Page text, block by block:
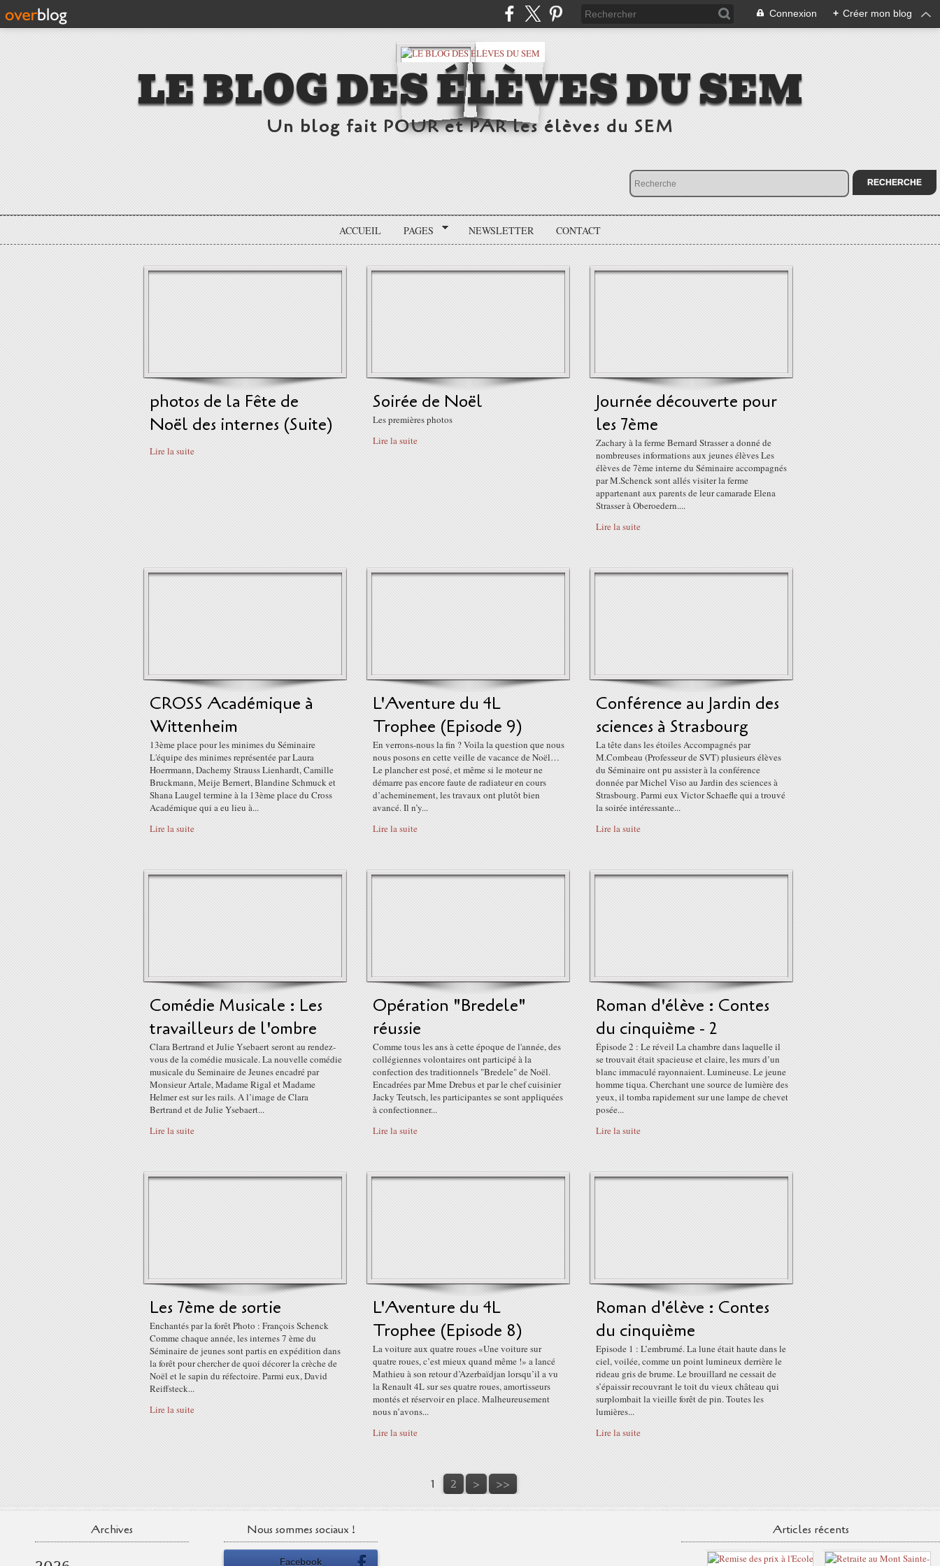
Connexion + Créer mon blog
LE BLOG DES ÉLÈVES DU SEM
Un blog fait POUR et PAR les élèves du SEM
ACCUEIL PAGES NEWSLETTER CONTACT
photos de la Fête de
Noël des internes (Suite)
Lire la suite
Soirée de Noël
Les premières photos
Lire la suite
Journée découverte pour
les 7ème
Zachary à la ferme Bernard Strasser a donné de
nombreuses informations aux jeunes élèves Les
élèves de 7ème interne du Séminaire accompagnés
par M.Schenck sont allés visiter la ferme
appartenant aux parents de leur camarade Elena
Strasser à Oberoedern....
Lire la suite
CROSS Académique à
Wittenheim
13ème place pour les minimes du Séminaire
L'équipe des minimes représentée par Laura
Hoerrmann, Dachemy Strauss Lienhardt, Camille
Bruckmann, Meije Bernert, Blandine Schmuck et
Shana Laugel termine à la 13ème place du Cross
Académique qui a eu lieu à...
Lire la suite
L'Aventure du 4L
Trophee (Episode 9)
En verrons-nous la fin ? Voila la question que nous
nous posons en cette veille de vacance de Noël…
Le plancher est posé, et même si le moteur ne
démarre pas encore faute de radiateur en cours
d’acheminement, les travaux ont plutôt bien
avancé. Il n’y...
Lire la suite
Conférence au Jardin des
sciences à Strasbourg
La tête dans les étoiles Accompagnés par
M.Combeau (Professeur de SVT) plusieurs élèves
du Séminaire ont pu assister à la conférence
donnée par Michel Viso au Jardin des sciences à
Strasbourg. Parmi eux Victor Schaefle qui a trouvé
la soirée intéressante...
Lire la suite
Comédie Musicale : Les
travailleurs de l'ombre
Clara Bertrand et Julie Ysebaert seront au rendez-
vous de la comédie musicale. La nouvelle comédie
musicale du Seminaire de Jeunes encadré par
Monsieur Artale, Madame Rigal et Madame
Helmer est sur les rails. A l’image de Clara
Bertrand et de Julie Ysebaert...
Lire la suite
Opération "Bredele"
réussie
Comme tous les ans à cette époque de l'année, des
collégiennes volontaires ont participé à la
confection des traditionnels "Bredele" de Noël.
Encadrées par Mme Drebus et par le chef cuisinier
Jacky Teutsch, les participantes se sont appliquées
à confectionner...
Lire la suite
Roman d'élève : Contes
du cinquième - 2
Épisode 2 : Le réveil La chambre dans laquelle il
se trouvait était spacieuse et claire, les murs d’un
blanc immaculé rayonnaient. Lumineuse. Le jeune
homme tiqua. Cherchant une source de lumière des
yeux, il tomba rapidement sur une lampe de chevet
posée...
Lire la suite
Les 7ème de sortie
Enchantés par la forêt Photo : François Schenck
Comme chaque année, les internes 7 ème du
Séminaire de jeunes sont partis en expédition dans
la forêt pour chercher de quoi décorer la crèche de
Noël et le sapin du réfectoire. Parmi eux, David
Reiffsteck...
Lire la suite
L'Aventure du 4L
Trophee (Episode 8)
La voiture aux quatre roues «Une voiture sur
quatre roues, c’est mieux quand même !» a lancé
Mathieu à son retour d’Azerbaïdjan lorsqu’il a vu
la Renault 4L sur ses quatre roues, amortisseurs
montés et réservoir en place. Malheureusement
nous n’avons...
Lire la suite
Roman d'élève : Contes
du cinquième
Episode 1 : L’embrumé. La lune était haute dans le
ciel, voilée, comme un point lumineux derrière le
rideau gris de brume. Le brouillard ne cessait de
s’épaissir recouvrant le toit du vieux château qui
surplombait la vieille forêt de pin. Toutes les
lumières...
Lire la suite
1 2 > >>
Archives Nous sommes sociaux !
Facebook
Articles récents